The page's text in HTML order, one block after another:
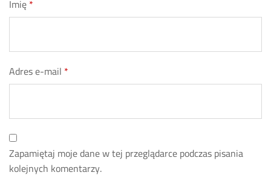
Imię*
Adres e-mail *
Zapamiętaj moje dane w tej przeglądarce podczas pisania
kolejnych komentarzy.